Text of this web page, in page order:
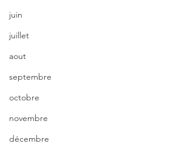
juin
juillet
aout
septembre
octobre
novembre
décembre